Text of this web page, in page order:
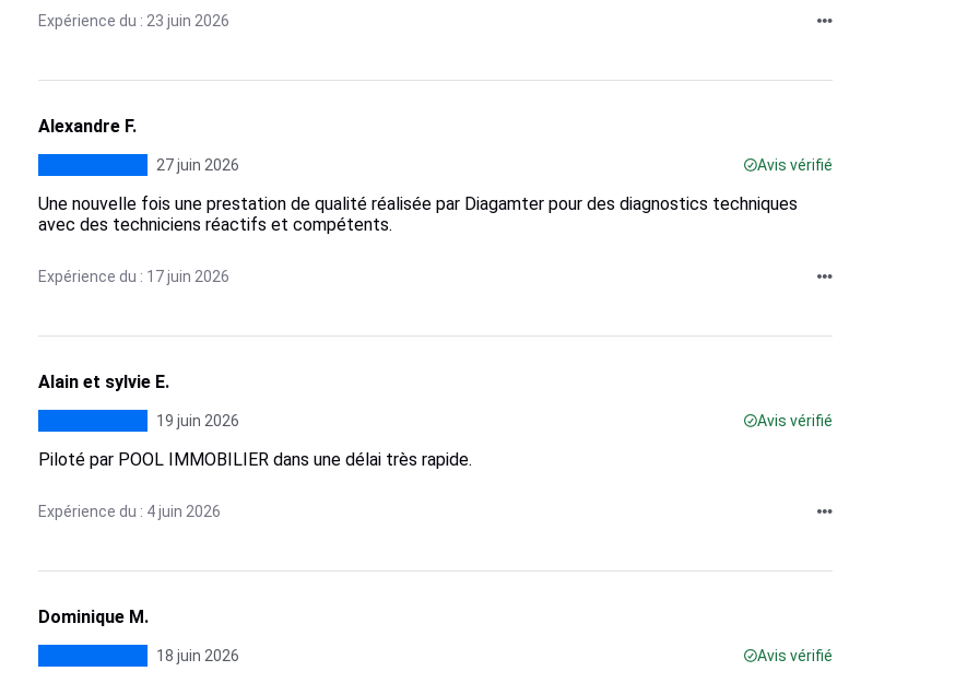
Expérience du : 23 juin 2026
Alexandre F.
27 juin 2026 Avis vérifié
Une nouvelle fois une prestation de qualité réalisée par Diagamter pour des diagnostics techniques
avec des techniciens réactifs et compétents.
Expérience du : 17 juin 2026
Alain et sylvie E.
19 juin 2026 Avis vérifié
Piloté par POOL IMMOBILIER dans une délai très rapide.
Expérience du : 4 juin 2026
Dominique M.
18 juin 2026 Avis vérifié